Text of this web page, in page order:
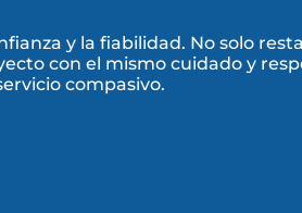
y la fiabilidad. No solo
con el mismo cuidado y
compasivo.